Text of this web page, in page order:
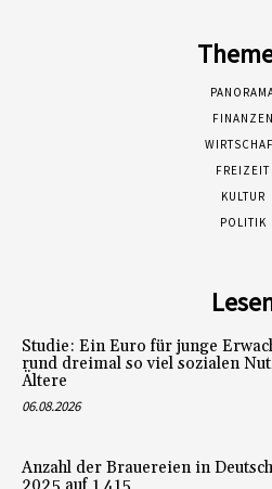
FINANZEN
FREIZEIT
KULTUR
POLITIK
Studie: Ein Euro für junge
rund dreimal so viel sozialen
Ältere
06.08.2026
Anzahl der Brauereien in